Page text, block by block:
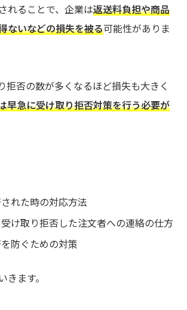
れることで、企業は返送料負担や商品
ないなどの損失を被る可能性がありま
拒否の数が多くなるほど損失も大きく
早急に受け取り拒否対策を行う必要が
れた時の対応方法
受け取り拒否した注文者への連絡の仕方
防ぐための対策
きます。